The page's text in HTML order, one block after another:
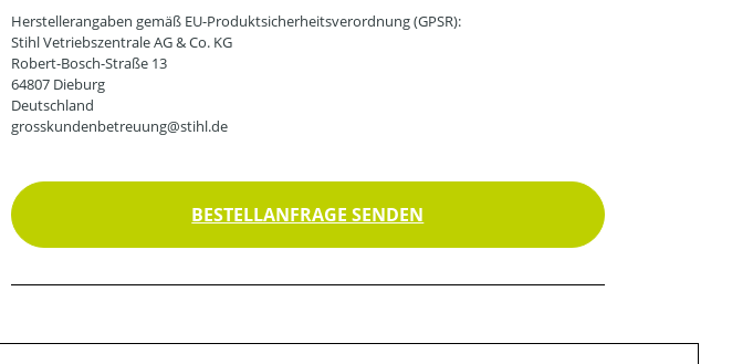
Herstellerangaben gemäß EU-Produktsicherheitsverordnung (GPSR):
Stihl Vetriebszentrale AG & Co. KG
Robert-Bosch-Straße 13
64807 Dieburg
Deutschland
grosskundenbetreuung@stihl.de
BESTELLANFRAGE SENDEN